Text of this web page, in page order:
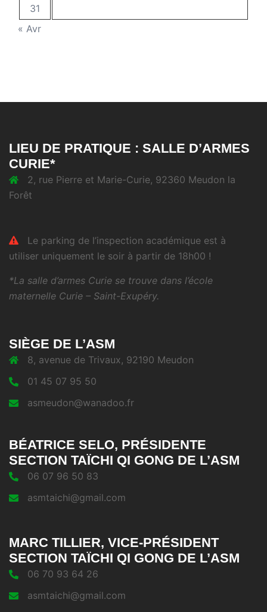
31
« Avr
LIEU DE PRATIQUE : SALLE D’ARMES
CURIE*
2, rue Pierre et Marie-Curie, 92360 Meudon la
Forêt
Le parking de l’inspection académique est à
utiliser uniquement le soir à partir de 18h00 !
*La salle d’armes Curie se trouve dans l’école
maternelle Curie – Saint-Exupéry.
SIÈGE DE L’ASM
8, avenue de Trivaux, 92190 Meudon
01 45 07 95 50
asmeudon@wanadoo.fr
BÉATRICE SELO, PRÉSIDENTE
SECTION TAÏCHI QI GONG DE L’ASM
06 07 96 50 83
asmtaichi@gmail.com
MARC TILLIER, VICE-PRÉSIDENT
SECTION TAÏCHI QI GONG DE L’ASM
06 70 93 64 26
asmtaichi@gmail.com